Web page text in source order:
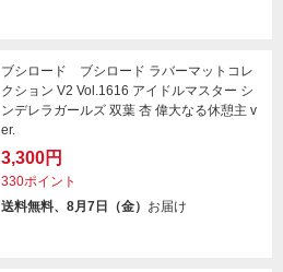
ブシロード ブシロード ラバーマットコレ
クション V2 Vol.1616 アイドルマスター シ
ンデレラガールズ 双葉 杏 偉大なる休憩主 v
er.
3,300円
330ポイント
送料無料、8月7日（金） お届け